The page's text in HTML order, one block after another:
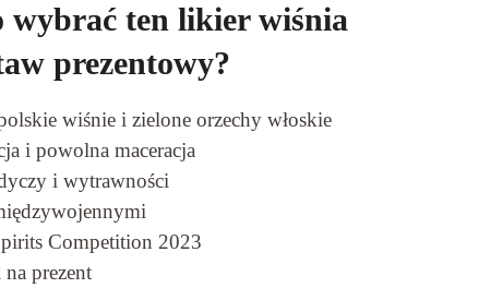
wybrać ten likier wiśnia
prezentowy?
wiśnie i zielone orzechy włoskie
i powolna maceracja
i wytrawności
Competition 2023
prezent